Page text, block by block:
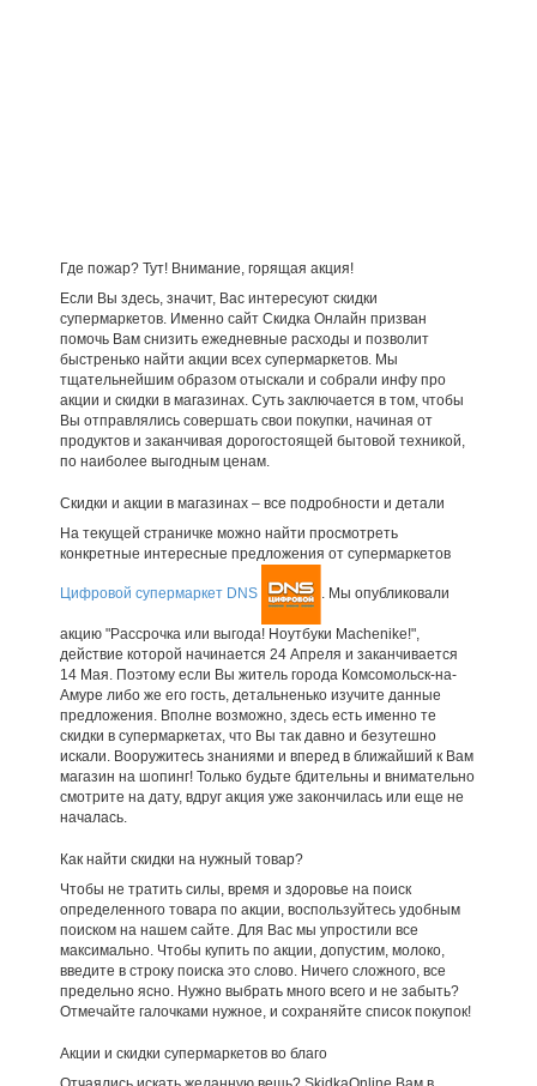
Где пожар? Тут! Внимание, горящая акция!
Если Вы здесь, значит, Вас интересуют скидки
супермаркетов. Именно сайт Скидка Онлайн призван
помочь Вам снизить ежедневные расходы и позволит
быстренько найти акции всех супермаркетов. Мы
тщательнейшим образом отыскали и собрали инфу про
акции и скидки в магазинах. Суть заключается в том, чтобы
Вы отправлялись совершать свои покупки, начиная от
продуктов и заканчивая дорогостоящей бытовой техникой,
по наиболее выгодным ценам.
Скидки и акции в магазинах – все подробности и детали
На текущей страничке можно найти просмотреть
конкретные интересные предложения от супермаркетов
Цифровой супермаркет DNS . Мы опубликовали
акцию "Рассрочка или выгода! Ноутбуки Machenike!",
действие которой начинается 24 Апреля и заканчивается
14 Мая. Поэтому если Вы житель города Комсомольск-на-
Амуре либо же его гость, детальненько изучите данные
предложения. Вполне возможно, здесь есть именно те
скидки в супермаркетах, что Вы так давно и безутешно
искали. Вооружитесь знаниями и вперед в ближайший к Вам
магазин на шопинг! Только будьте бдительны и внимательно
смотрите на дату, вдруг акция уже закончилась или еще не
началась.
Как найти скидки на нужный товар?
Чтобы не тратить силы, время и здоровье на поиск
определенного товара по акции, воспользуйтесь удобным
поиском на нашем сайте. Для Вас мы упростили все
максимально. Чтобы купить по акции, допустим, молоко,
введите в строку поиска это слово. Ничего сложного, все
предельно ясно. Нужно выбрать много всего и не забыть?
Отмечайте галочками нужное, и сохраняйте список покупок!
Акции и скидки супермаркетов во благо